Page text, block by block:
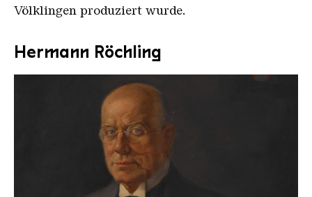
Völklingen produziert wurde.
Hermann Röchling